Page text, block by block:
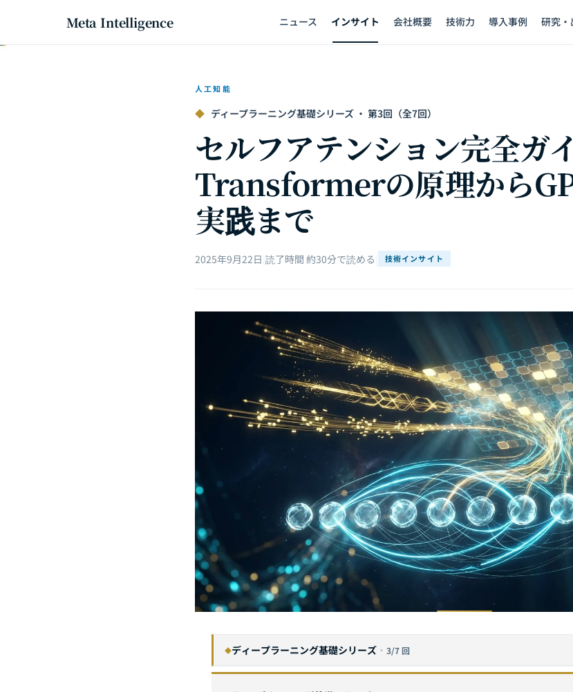
Meta Intelligence ニュース インサイト 会社概要 技術力 導入事例 研究・
人工知能
◆ ディープラーニング基礎シリーズ · 第3回（全7回）
セルフアテンション完全ガ
Transformerの原理から
実践まで
2025年9月22日 読了時間 約30分で読める 技術インサイト
◆ディープラーニング基礎シリーズ · 3/7 回